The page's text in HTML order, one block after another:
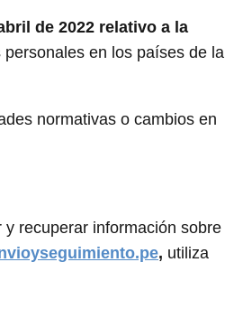
de 2022 relativo a la
en los países de la
normativas o cambios en
recuperar información sobre
, utiliza